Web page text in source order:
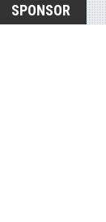
SPONSOR